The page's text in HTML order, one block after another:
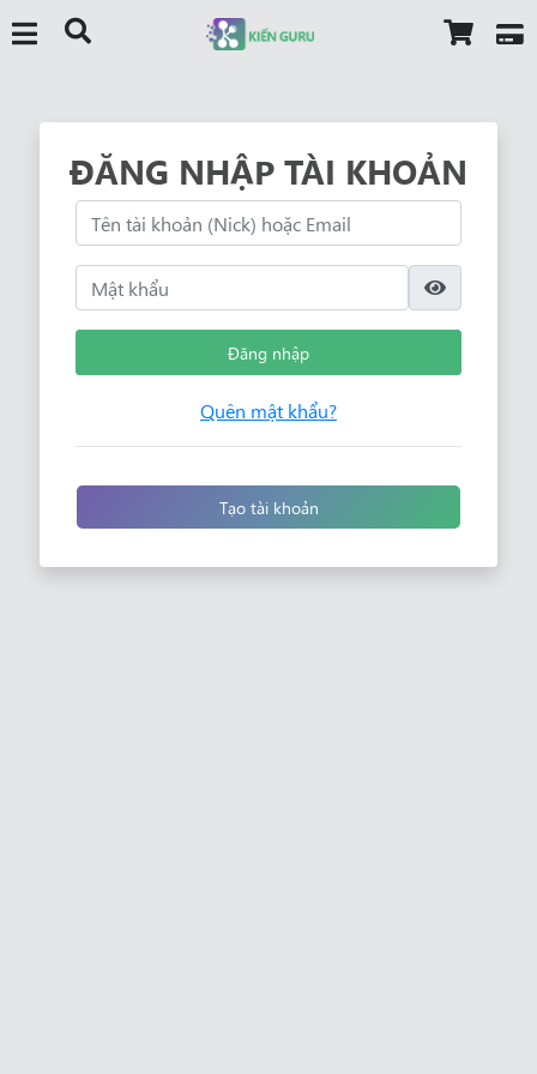
ĐĂNG NHẬP TÀI KHOẢN
Đăng nhập
Quên mật khẩu?
Tạo tài khoản